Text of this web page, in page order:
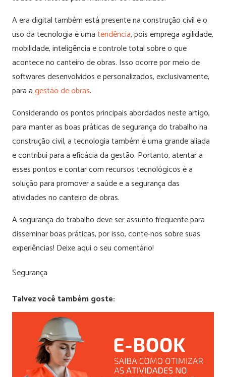
A era digital também está presente na construção civil e o
uso da tecnologia é umatendência, pois emprega agilidade,
mobilidade, inteligência e controle total sobre o que
acontece no canteiro de obras. Isso ocorre por meio de
softwares desenvolvidos e personalizados, exclusivamente,
para agestão de obras.
Considerando os pontos principais abordados neste artigo,
para manter as boas práticas de segurança do trabalho na
construção civil, a tecnologia também é uma grande aliada
e contribui para a eficácia da gestão. Portanto, atentar a
esses pontos e contar com recursos tecnológicos é a
solução para promover a saúde e a segurança das
atividades no canteiro de obras.
A segurança do trabalho deve ser assunto frequente para
disseminar boas práticas, por isso, conte-nos sobre suas
experiências! Deixe aqui o seu comentário!
Segurança
Talvez você também goste: